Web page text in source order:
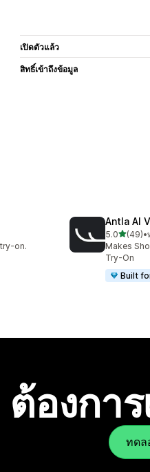
เปิดตัวแล้ว
สิทธิ์เข้าถึงข้อมูล
on.
Antla AI
5.0เต็ม 5 ด
(49)
ทั้งหมด 49•
Makes
Try-On
Built
ต้องกา
ทดล